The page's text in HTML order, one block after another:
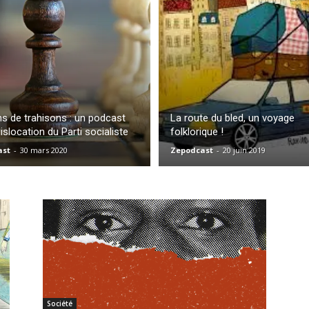
l'actualité
podcast
de trahisons : un podcast
du Parti socialiste
- 30 mars 2020
La route du bled, un voyage
folklorique !
Zepodcast - 20 juin 2019
Société